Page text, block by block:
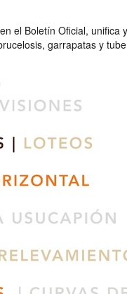
el Boletín Oficial,
garrapatas y